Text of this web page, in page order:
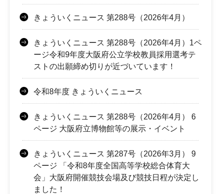
きょういくニュース 第288号（2026年4月）
きょういくニュース 第288号（2026年4月）1ペ
ージ令和9年度大阪府公立学校教員採用選考テ
ストの出願締め切りが近づいています！
令和8年度 きょういくニュース
きょういくニュース 第288号（2026年4月） 6
ページ 大阪府立博物館等の展示・イベント
きょういくニュース 第287号（2026年3月） 9
ページ 「令和8年度全国高等学校総合体育大
会」大阪府開催競技会場及び競技日程が決定し
ました！